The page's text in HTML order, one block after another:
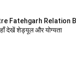
Fatehgarh Relation
देखें शेड्यूल और योग्यता